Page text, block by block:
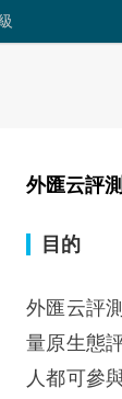
外匯云評
目的
外匯云評
量原生態
人都可參